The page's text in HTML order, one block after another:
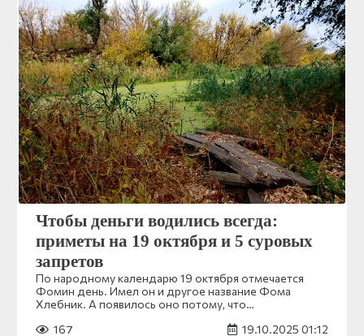
Чтобы деньги водились всегда:
приметы на 19 октября и 5 суровых
запретов
По народному календарю 19 октября отмечается
Фомин день. Имел он и другое название Фома
Хлебник. А появилось оно потому, что…
167
19.10.2025 01:12